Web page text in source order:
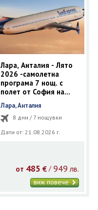
Лара, Анталия - Лято
2026 -самолетна
програма 7 нощ. с
полет от София на
Лара, Анталия
8 дни / 7 нощувки
Дати от: 21.08.2026 г.
от 485 € / 949 лв.
виж повече